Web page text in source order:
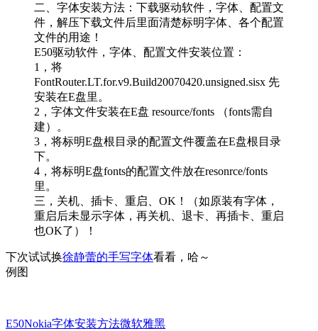
二、字体安装方法：下载驱动软件，字体、配置文
件，解压下载文件后里面清楚标明字体、各个配置
文件的用途！
E50驱动软件，字体、配置文件安装位置：
1，将
FontRouter.LT.for.v9.Build20070420.unsigned.sisx 先
安装在E盘里。
2，字体文件安装在E盘 resource/fonts （fonts需自
建）。
3，将标明E盘根目录的配置文件覆盖在E盘根目录
下。
4，将标明E盘fonts的配置文件放在resonrce/fonts
里。
三，关机、插卡、重启、OK！（如原装有字体，
重启后未显示字体，再关机、退卡、再插卡、重启
也OK了）！
下次试试换徐静蕾的手写字体看看，哈～
例图
E50Nokia字体安装方法微软雅黑